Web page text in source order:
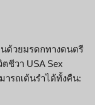
ด้วยมรดกทางดนตรี
ชีวา USA Sex
รถเต้นรำได้ทั้งคืน: